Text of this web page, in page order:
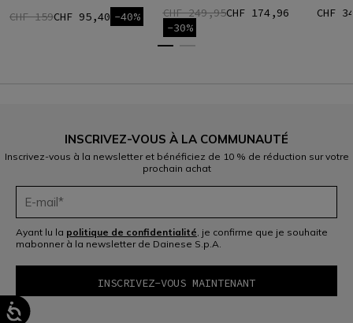
CHF 159CHF 95,40 -40% CHF 249,95CHF 174,96
-30%
CHF
INSCRIVEZ-VOUS À LA COMMUNAUTÉ
Inscrivez-vous à la newsletter et bénéficiez de 10 % de réduction sur votre
prochain achat
Ayant lu la politique de confidentialité , je confirme que je souhaite
mabonner à la newsletter de Dainese S.p.A.